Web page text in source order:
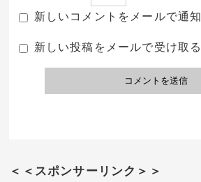
新しいコメントをメールで通知
新しい投稿をメールで受け取る
＜＜スポンサーリンク＞＞